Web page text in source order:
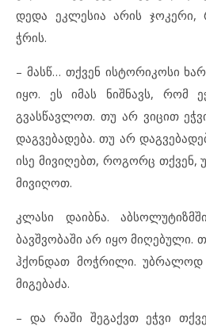
დედა ეკლესია არის
ჭრის.
– მასწ… თქვენ ისტორიკოსი
იყო. ეს იმას ნიშნავს, რომ
გვასწავლოთ. თუ არ ვიცით
დაგვებადება. თუ არ
ისე მივიღებთ, როგორც თქვენ,
მივიღოთ.
კლასი დაიბნა.
ბავშვობაში არ იყო მიღებული.
ჰქონდათ მოჭრილი.
მიგებაძა.
– და რაში შეგაქვთ ეჭვი